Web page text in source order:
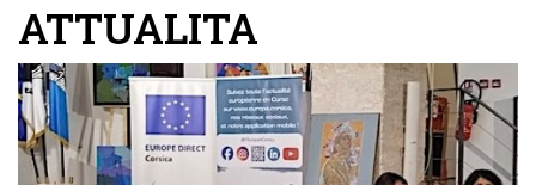
ATTUALITA